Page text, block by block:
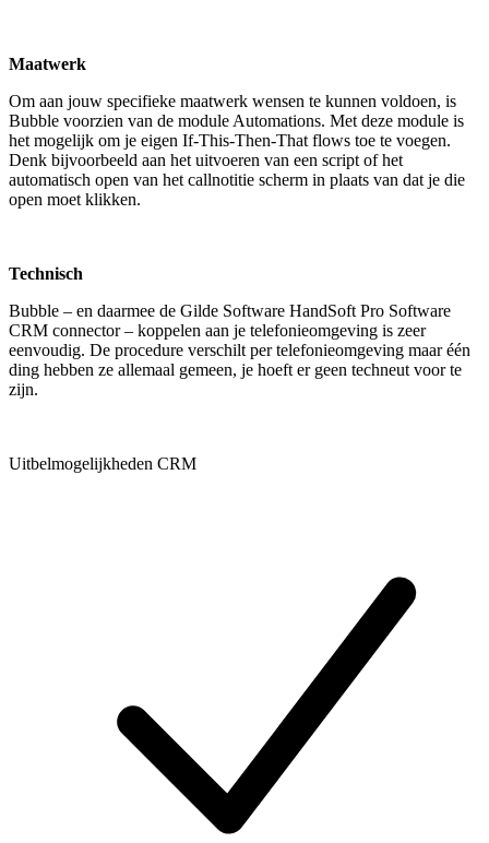
Maatwerk
Om aan jouw specifieke maatwerk wensen te kunnen voldoen, is
Bubble voorzien van de module Automations. Met deze module is
het mogelijk om je eigen If-This-Then-That flows toe te voegen.
Denk bijvoorbeeld aan het uitvoeren van een script of het
automatisch open van het callnotitie scherm in plaats van dat je die
open moet klikken.
Technisch
Bubble – en daarmee de Gilde Software HandSoft Pro Software
CRM connector – koppelen aan je telefonieomgeving is zeer
eenvoudig. De procedure verschilt per telefonieomgeving maar één
ding hebben ze allemaal gemeen, je hoeft er geen techneut voor te
zijn.
Uitbelmogelijkheden CRM